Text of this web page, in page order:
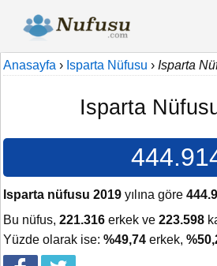
Anasayfa › Isparta Nüfusu › Isparta
Isparta
Isparta nüfusu 2019 yılına göre
Bu nüfus, 221.316 erkek ve 223.598
Yüzde olarak ise: %49,74 erkek,